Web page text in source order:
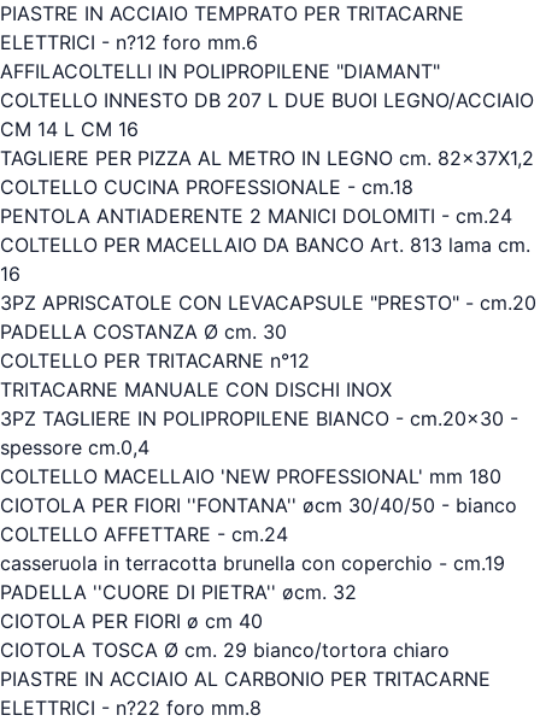
PIASTRE IN ACCIAIO TEMPRATO PER TRITACARNE
ELETTRICI - n?12 foro mm.6
AFFILACOLTELLI IN POLIPROPILENE "DIAMANT"
COLTELLO INNESTO DB 207 L DUE BUOI LEGNO/ACCIAIO
CM 14 L CM 16
TAGLIERE PER PIZZA AL METRO IN LEGNO cm. 82x37X1,2
COLTELLO CUCINA PROFESSIONALE - cm.18
PENTOLA ANTIADERENTE 2 MANICI DOLOMITI - cm.24
COLTELLO PER MACELLAIO DA BANCO Art. 813 lama cm.
16
3PZ APRISCATOLE CON LEVACAPSULE "PRESTO" - cm.20
PADELLA COSTANZA Ø cm. 30
COLTELLO PER TRITACARNE n°12
TRITACARNE MANUALE CON DISCHI INOX
3PZ TAGLIERE IN POLIPROPILENE BIANCO - cm.20x30 -
spessore cm.0,4
COLTELLO MACELLAIO 'NEW PROFESSIONAL' mm 180
CIOTOLA PER FIORI ''FONTANA'' øcm 30/40/50 - bianco
COLTELLO AFFETTARE - cm.24
casseruola in terracotta brunella con coperchio - cm.19
PADELLA ''CUORE DI PIETRA'' øcm. 32
CIOTOLA PER FIORI ø cm 40
CIOTOLA TOSCA Ø cm. 29 bianco/tortora chiaro
PIASTRE IN ACCIAIO AL CARBONIO PER TRITACARNE
ELETTRICI - n?22 foro mm.8